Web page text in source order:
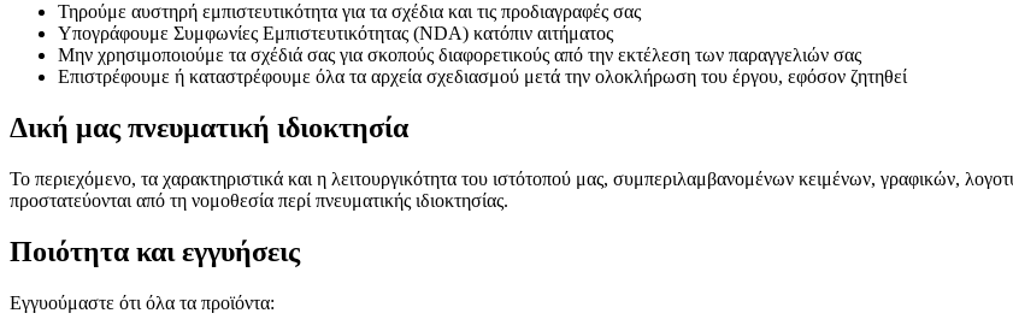
Τηρούμε αυστηρή εμπιστευτικότητα για τα σχέδια και τις προδιαγραφές σας
Υπογράφουμε Συμφωνίες Εμπιστευτικότητας (NDA) κατόπιν αιτήματος
Μην χρησιμοποιούμε τα σχέδιά σας για σκοπούς διαφορετικούς από την εκτέλεση των παραγγελιών σας
Επιστρέφουμε ή καταστρέφουμε όλα τα αρχεία σχεδιασμού μετά την ολοκλήρωση του έργου, εφόσον ζητηθεί
Δική μας πνευματική ιδιοκτησία
Το περιεχόμενο, τα χαρακτηριστικά και η λειτουργικότητα του ιστότοπού μας, συμπεριλαμβανομένων κειμένων, γραφικών,
προστατεύονται από τη νομοθεσία περί πνευματικής ιδιοκτησίας.
Ποιότητα και εγγυήσεις
Εγγυούμαστε ότι όλα τα προϊόντα: